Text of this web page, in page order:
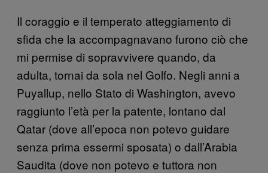
Il coraggio e il temperato atteggiamento di
sfida che la accompagnavano furono ciò che
mi permise di sopravvivere quando, da
adulta, tornai da sola nel Golfo. Negli anni a
Puyallup, nello Stato di Washington, avevo
raggiunto l’età per la patente, lontano dal
Qatar (dove all’epoca non potevo guidare
senza prima essermi sposata) o dall’Arabia
Saudita (dove non potevo e tuttora non